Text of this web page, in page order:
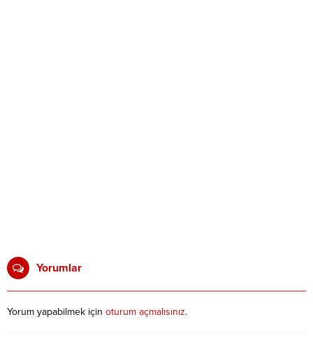
Yorumlar
Yorum yapabilmek için oturum açmalısınız.